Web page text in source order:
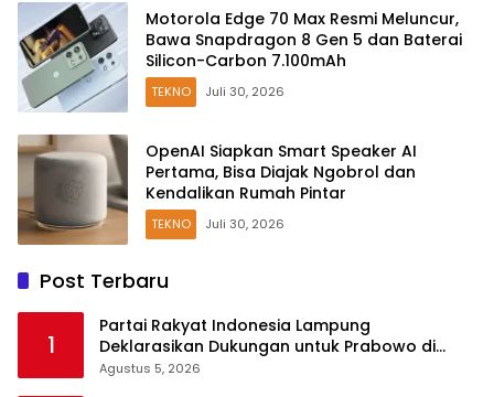
Motorola Edge 70 Max Resmi Meluncur,
Bawa Snapdragon 8 Gen 5 dan Baterai
Silicon-Carbon 7.100mAh
TEKNO Juli 30, 2026
OpenAI Siapkan Smart Speaker AI
Pertama, Bisa Diajak Ngobrol dan
Kendalikan Rumah Pintar
TEKNO Juli 30, 2026
Post Terbaru
1
Partai Rakyat Indonesia Lampung
Deklarasikan Dukungan untuk Prabowo di
Pilpres 2029
Agustus 5, 2026